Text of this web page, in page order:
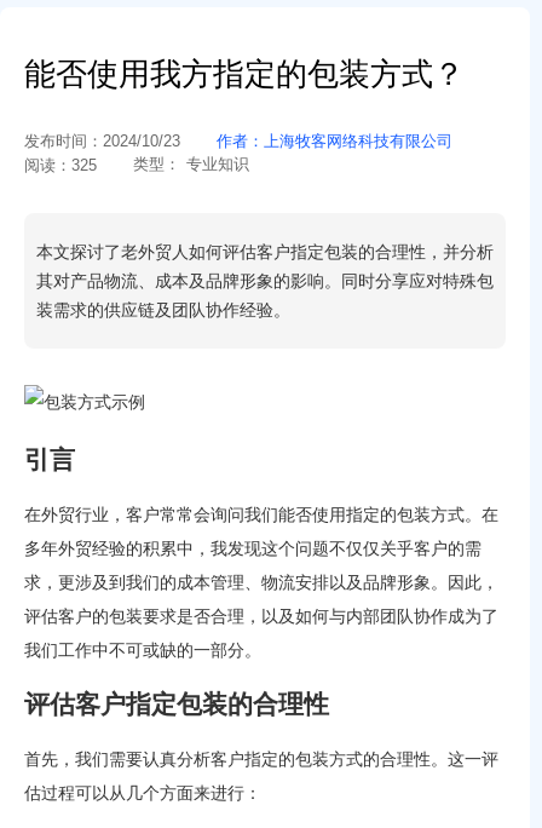
能否使用我方指定的包装方式？
发布时间： 2024/10/23 作者： 上海牧客网络科技有限公司
阅读： 325 类型： 专业知识
本文探讨了老外贸人如何评估客户指定包装的合理性，并分析
其对产品物流、成本及品牌形象的影响。同时分享应对特殊包
装需求的供应链及团队协作经验。
引言
在外贸行业，客户常常会询问我们能否使用指定的包装方式。在
多年外贸经验的积累中，我发现这个问题不仅仅关乎客户的需
求，更涉及到我们的成本管理、物流安排以及品牌形象。因此，
评估客户的包装要求是否合理，以及如何与内部团队协作成为了
我们工作中不可或缺的一部分。
评估客户指定包装的合理性
首先，我们需要认真分析客户指定的包装方式的合理性。这一评
估过程可以从几个方面来进行：